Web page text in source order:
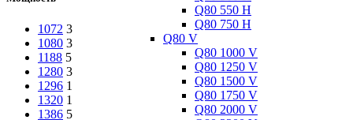
Q80 550 H
Q80 750 H
Q80 V
Q80 1000 V
Q80 1250 V
Q80 1500 V
Q80 1750 V
Q80 2000 V
1072 3
1080 3
1188 5
1280 3
1296 1
1320 1
1386 5